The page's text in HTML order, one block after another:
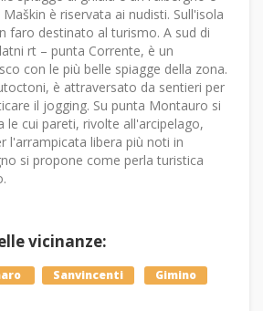
è riservata ai nudisti. Sull'isola
faro destinato al turismo. A sud di
rt – punta Corrente, è un
con le più belle spiagge della zona.
è attraversato da sentieri per
il jogging. Su punta Montauro si
le cui pareti, rivolte all'arcipelago,
l'arrampicata libera più noti in
si propone come perla turistica
vicinanze:
Sanvincenti Gimino